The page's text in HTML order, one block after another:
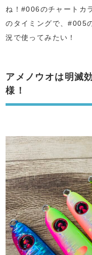
ね！#006のチャートカ
のタイミングで、#005
況で使ってみたい！
アメノウオは明滅
様！